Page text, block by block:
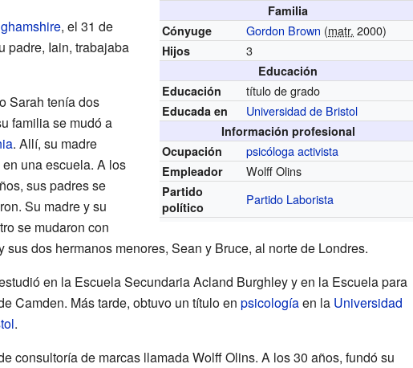
Familia
Cónyuge
Gordon Brown (matr. 2000)
Hijos 3
Educación
Educación
título de grado
Educada en Universidad de Bristol
Información profesional
Ocupación
psicóloga activista
Empleador Wolff Olins
Partido
político
Partido Laborista
, el 31 de
padre, Iain, trabajaba
Sarah tenía dos
familia se mudó a
. Allí, su madre
una escuela. A los
sus padres se
Su madre y su
se mudaron con
sus dos hermanos menores, Sean y Bruce, al norte de Londres.
en la Escuela Secundaria Acland Burghley y en la Escuela para
Camden. Más tarde, obtuvo un título en psicologíaen la Universidad
.
consultoría de marcas llamada Wolff Olins. A los 30 años, fundó su